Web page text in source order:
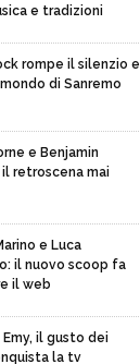
e tradizioni
rompe il silenzio e
di Sanremo
e Benjamin
il retroscena mai
e Luca
il nuovo scoop fa
il web
Emy, il gusto dei
la tv